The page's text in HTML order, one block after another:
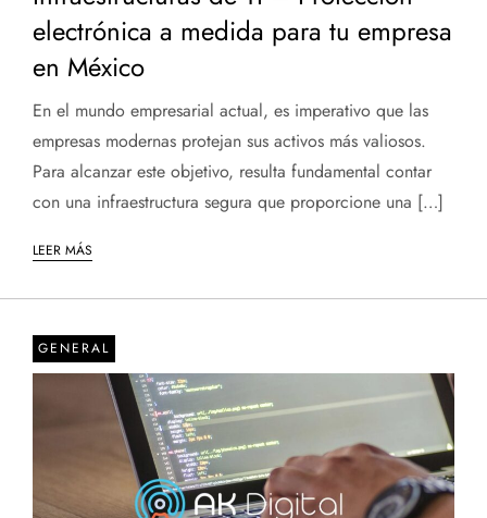
electrónica a medida para tu empresa
en México
En el mundo empresarial actual, es imperativo que las
empresas modernas protejan sus activos más valiosos.
Para alcanzar este objetivo, resulta fundamental contar
con una infraestructura segura que proporcione una […]
LEER MÁS
GENERAL